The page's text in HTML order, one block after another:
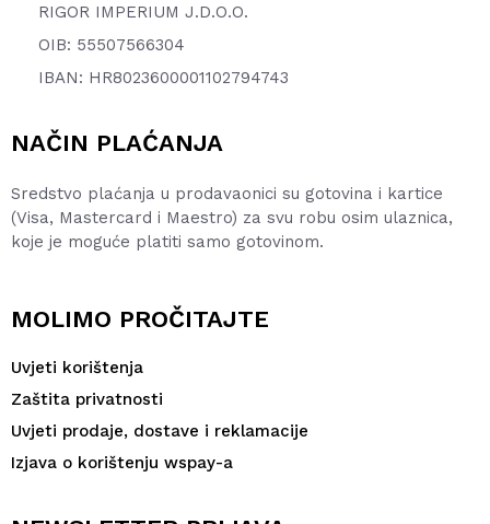
RIGOR IMPERIUM J.D.O.O.
OIB: 55507566304
IBAN: HR8023600001102794743
NAČIN PLAĆANJA
Sredstvo plaćanja u prodavaonici su gotovina i kartice
(Visa, Mastercard i Maestro) za svu robu osim ulaznica,
koje je moguće platiti samo gotovinom.
MOLIMO PROČITAJTE
Uvjeti korištenja
Zaštita privatnosti
Uvjeti prodaje, dostave i reklamacije
Izjava o korištenju wspay-a